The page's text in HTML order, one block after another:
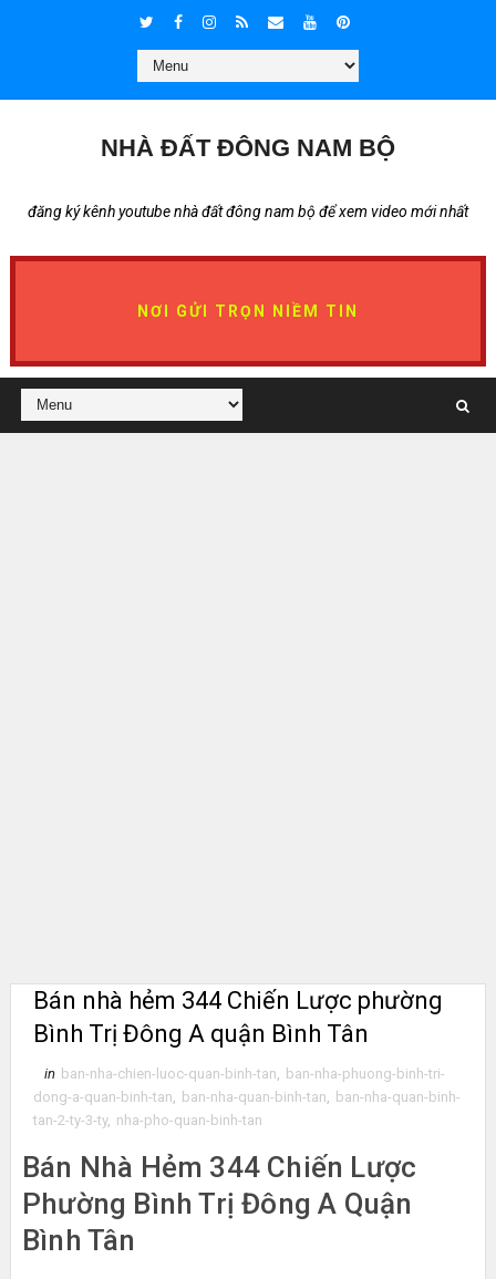
NHÀ ĐẤT ĐÔNG NAM BỘ
đăng ký kênh youtube nhà đất đông nam bộ để xem video mới nhất
NƠI GỬI TRỌN NIỀM TIN
Bán nhà hẻm 344 Chiến Lược phường
Bình Trị Đông A quận Bình Tân
in ban-nha-chien-luoc-quan-binh-tan, ban-nha-phuong-binh-tri-
dong-a-quan-binh-tan, ban-nha-quan-binh-tan, ban-nha-quan-binh-
tan-2-ty-3-ty, nha-pho-quan-binh-tan
Bán Nhà Hẻm 344 Chiến Lược
Phường Bình Trị Đông A Quận
Bình Tân